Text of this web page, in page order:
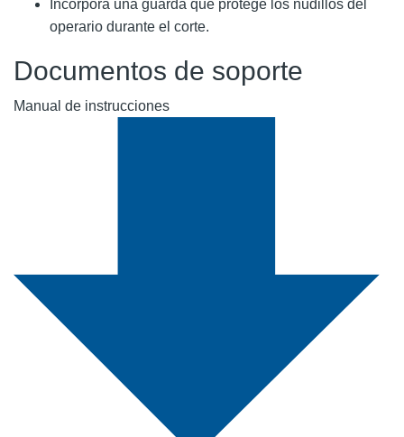
Incorpora una guarda que protege los nudillos del
operario durante el corte.
Documentos de soporte
Manual de instrucciones